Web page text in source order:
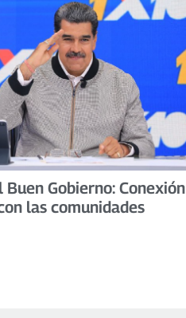
Buen Gobierno: Conexión
las comunidades